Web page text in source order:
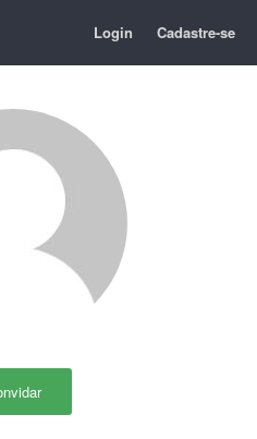
Login Cadastre-se